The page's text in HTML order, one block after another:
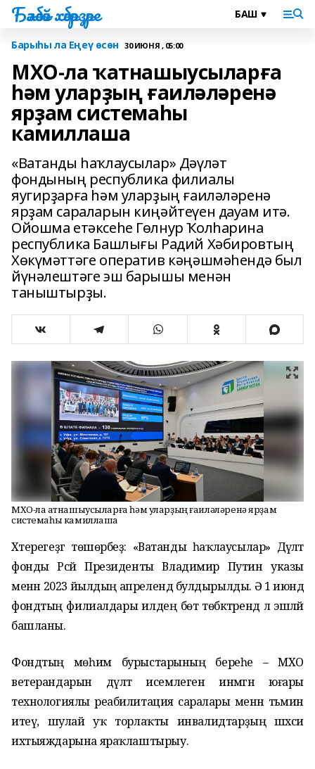
Бәләбәй хәбәрҙәре
Барыһы ла Еңеү өсөн 30 ИЮНЯ , 05:00
МХО-ла ҡатнашыусыларға
һәм уларҙың ғаиләләренә
ярҙам системаһы
камиллаша
«Ватанды һаҡлаусылар» Дәүләт
фондының республика филиалы
яугирҙарға һәм уларҙың ғаиләләренә
ярҙам сараларын киңәйтеүен дауам итә.
Ойошма етәксеһе Гөлнур Ҡолһарина
республика Башлығы Радий Хәбировтың
Хөкүмәттәге оператив кәңәшмәһендә был
йүнәлештәге эш барышы менән
таныштырҙы.
МХО-ла ҡатнашыусыларға һәм уларҙың ғаиләләренә ярҙам
системаһы камиллаша
Хәтерегеҙгә төшөрәбеҙ: «Ватанды һаҡлаусылар» Дәүләт
фонды Рәсәй Президенты Владимир Путин указы
менән 2023 йылдың апрелендә булдырылды. Ә 1 июндә
фондтың филиалдары илдең бөтә төбәктәрендә лә эшләй
башланы.
Фондтың мөһим бурыстарының береһе – МХО
ветерандарын дәүләт исемлегенә инмәгән юғары
технологиялы реабилитация саралары менән тәьмин
итеү, шулай уҡ торлаҡты инвалидтарҙың шәхси
ихтыяждарына яраҡлаштырыу.